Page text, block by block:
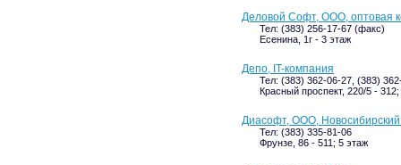
Деловой Софт, ООО, оптовая
Тел: (383) 256-17-67 (факс)
Есенина, 1г - 3 этаж
Депо, IT-компания
Тел: (383) 362-06-27, (383)
Красный проспект, 220/5 -
Диасофт, ООО,
Тел: (383) 335-81-06
Фрунзе, 86 - 511; 5 этаж